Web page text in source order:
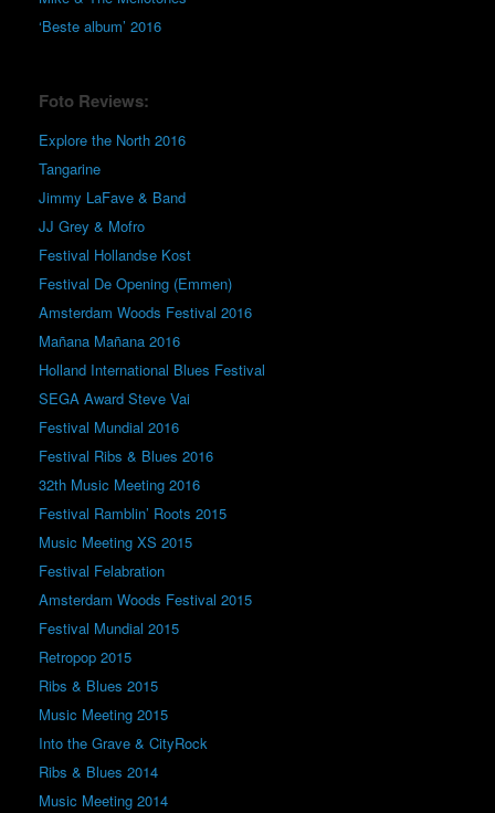
‘Beste album’ 2016
Foto Reviews:
Explore the North 2016
Tangarine
Jimmy LaFave & Band
JJ Grey & Mofro
Festival Hollandse Kost
Festival De Opening (Emmen)
Amsterdam Woods Festival 2016
Mañana Mañana 2016
Holland International Blues Festival
SEGA Award Steve Vai
Festival Mundial 2016
Festival Ribs & Blues 2016
32th Music Meeting 2016
Festival Ramblin’ Roots 2015
Music Meeting XS 2015
Festival Felabration
Amsterdam Woods Festival 2015
Festival Mundial 2015
Retropop 2015
Ribs & Blues 2015
Music Meeting 2015
Into the Grave & CityRock
Ribs & Blues 2014
Music Meeting 2014